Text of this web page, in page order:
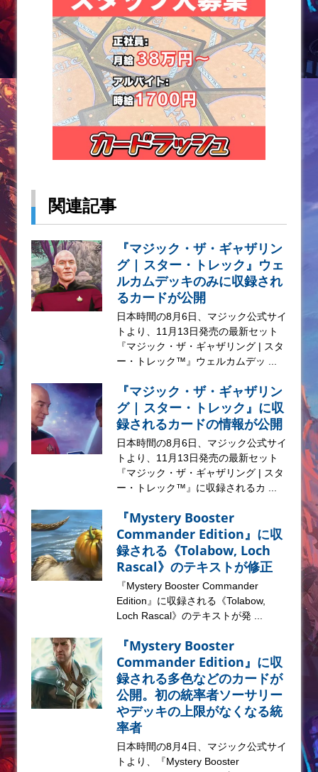
関連記事
『マジック・ザ・ギャザリン
グ | スター・トレック』ウェ
ルカムデッキのみに収録され
るカードが公開
日本時間の8月6日、マジック公式サイ
トより、11月13日発売の最新セット
『マジック・ザ・ギャザリング | スタ
ー・トレック™』ウェルカムデッ ...
『マジック・ザ・ギャザリン
グ | スター・トレック』に収
録されるカードの情報が公開
日本時間の8月6日、マジック公式サイ
トより、11月13日発売の最新セット
『マジック・ザ・ギャザリング | スタ
ー・トレック™』に収録されるカ ...
『Mystery Booster
Commander Edition』に収
録される《Tolabow, Loch
Rascal》のテキストが修正
『Mystery Booster Commander
Edition』に収録される《Tolabow,
Loch Rascal》のテキストが発 ...
『Mystery Booster
Commander Edition』に収
録される多色などのカードが
公開。初の統率者ソーサリー
やデッキの上限がなくなる統
率者
日本時間の8月4日、マジック公式サイ
トより、『Mystery Booster